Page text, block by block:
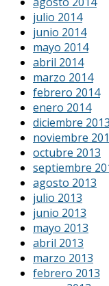
julio 2014
junio 2014
mayo 2014
abril 2014
marzo 2014
febrero 2014
enero 2014
diciembre 2013
noviembre
octubre 2013
septiembre
agosto 2013
julio 2013
junio 2013
mayo 2013
abril 2013
marzo 2013
febrero 2013